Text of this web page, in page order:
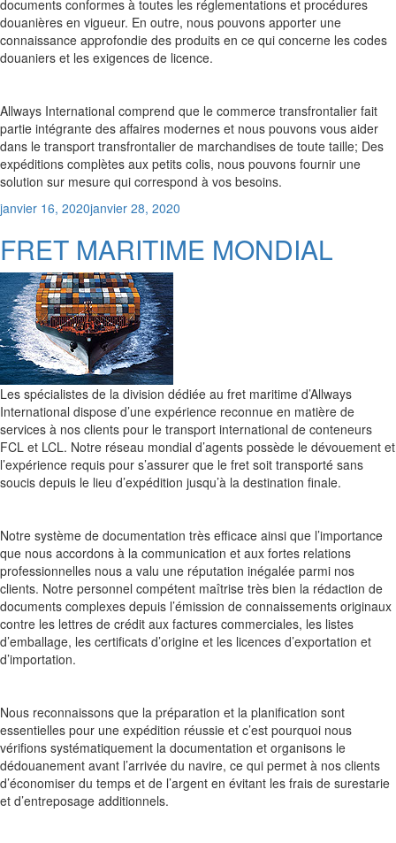
documents conformes à toutes les réglementations et procédures
douanières en vigueur. En outre, nous pouvons apporter une
connaissance approfondie des produits en ce qui concerne les codes
douaniers et les exigences de licence.
Allways International comprend que le commerce transfrontalier fait
partie intégrante des affaires modernes et nous pouvons vous aider
dans le transport transfrontalier de marchandises de toute taille; Des
expéditions complètes aux petits colis, nous pouvons fournir une
solution sur mesure qui correspond à vos besoins.
Posted
janvier 16, 2020janvier 28, 2020
FRET MARITIME MONDIAL
Les spécialistes de la division dédiée au fret maritime d’Allways
International dispose d’une expérience reconnue en matière de
services à nos clients pour le transport international de conteneurs
FCL et LCL. Notre réseau mondial d’agents possède le dévouement et
l’expérience requis pour s’assurer que le fret soit transporté sans
soucis depuis le lieu d’expédition jusqu’à la destination finale.
Notre système de documentation très efficace ainsi que l’importance
que nous accordons à la communication et aux fortes relations
professionnelles nous a valu une réputation inégalée parmi nos
clients. Notre personnel compétent maîtrise très bien la rédaction de
documents complexes depuis l’émission de connaissements originaux
contre les lettres de crédit aux factures commerciales, les listes
d’emballage, les certificats d’origine et les licences d’exportation et
d’importation.
Nous reconnaissons que la préparation et la planification sont
essentielles pour une expédition réussie et c’est pourquoi nous
vérifions systématiquement la documentation et organisons le
dédouanement avant l’arrivée du navire, ce qui permet à nos clients
d’économiser du temps et de l’argent en évitant les frais de surestarie
et d’entreposage additionnels.